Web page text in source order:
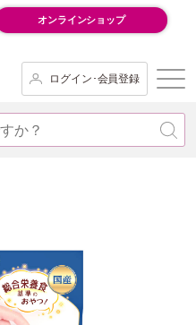
オンラインショップ
ログイン･会員登録